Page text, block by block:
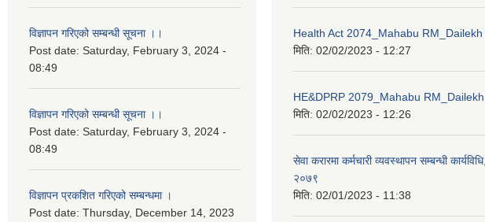
विज्ञापन गरिएको सम्बन्धी सूचना ।।
Post date: Saturday, February 3, 2024 -
08:49
विज्ञापन गरिएको सम्बन्धी सूचना ।।
Post date: Saturday, February 3, 2024 -
08:49
विज्ञापन प्रकशित गरिएको सम्बन्धमा ।
Post date: Thursday, December 14, 2023
Health Act 2074_Mahabu RM_Dailekh
मिति: 02/02/2023 - 12:27
HE&DPRP 2079_Mahabu RM_Dailekh
मिति: 02/02/2023 - 12:26
सेवा करारमा कर्मचारी व्यवस्थापन सम्बन्धी कार्यविधि,
२०७९
मिति: 02/01/2023 - 11:38